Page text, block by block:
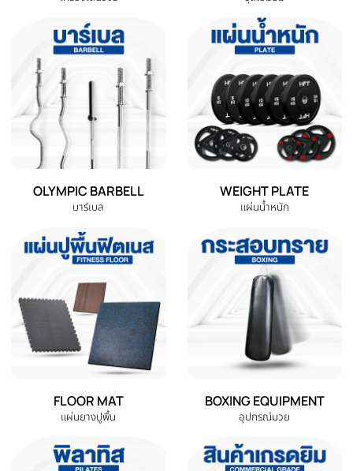
หมวดหมู่สินค้าทั้งหมด
เลือกหมวดหมู่เครื่องออกกำลังกายที่คุณต้องการ
DUMBBELL
ดัมเบล
EXERCISE BENCH
ม้านั่งออกกำลังกาย